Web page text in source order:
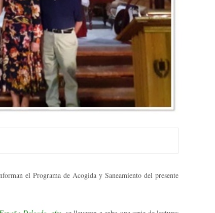
el Programa de Acogida y Saneamiento del presente